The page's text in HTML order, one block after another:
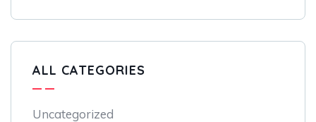
ALL CATEGORIES
Uncategorized